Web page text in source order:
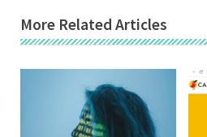
ゲ
i
o
u
x
t
P
More Related Articles